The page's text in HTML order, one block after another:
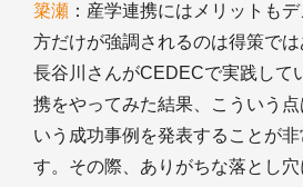
簗瀬 ：産学連携にはメリットも
方だけが強調されるのは得策で
長谷川さんがCEDECで実践して
携をやってみた結果、こういう
いう成功事例を発表することが
す。その際、ありがちな落とし